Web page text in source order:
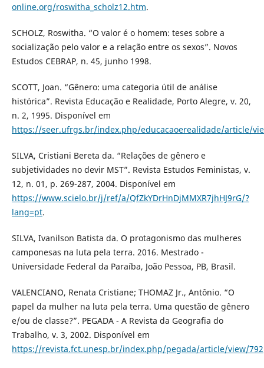
online.org/roswitha_scholz12.htm.
SCHOLZ, Roswitha. “O valor é o homem: teses sobre a
socialização pelo valor e a relação entre os sexos”. Novos
Estudos CEBRAP, n. 45, junho 1998.
SCOTT, Joan. “Gênero: uma categoria útil de análise
histórica”. Revista Educação e Realidade, Porto Alegre, v. 20,
n. 2, 1995. Disponível em
https://seer.ufrgs.br/index.php/educacaoerealidade/article/
SILVA, Cristiani Bereta da. “Relações de gênero e
subjetividades no devir MST”. Revista Estudos Feministas, v.
12, n. 01, p. 269-287, 2004. Disponível em
https://www.scielo.br/j/ref/a/QfZkYDrHnDjMMXR7jhHJ9rG/?
lang=pt.
SILVA, Ivanilson Batista da. O protagonismo das mulheres
camponesas na luta pela terra. 2016. Mestrado -
Universidade Federal da Paraíba, João Pessoa, PB, Brasil.
VALENCIANO, Renata Cristiane; THOMAZ Jr., Antônio. “O
papel da mulher na luta pela terra. Uma questão de gênero
e/ou de classe?”. PEGADA - A Revista da Geografia do
Trabalho, v. 3, 2002. Disponível em
https://revista.fct.unesp.br/index.php/pegada/article/view/792